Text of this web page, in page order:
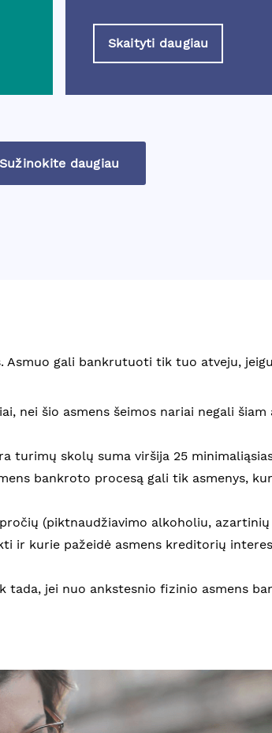
Skaityti daugiau
Sužinokite daugiau
gali bankrutuoti tik tuo atveju,
nei šio asmens šeimos nariai negali
turimų skolų suma viršija 25
bankroto procesą gali tik asmenys,
(piktnaudžiavimo alkoholiu,
ir kurie pažeidė asmens kreditorių
jei nuo ankstesnio fizinio asmens